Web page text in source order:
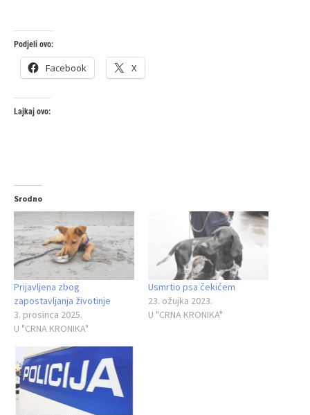
Podjeli ovo:
Facebook X
Lajkaj ovo:
Srodno
Prijavljena zbog
zapostavljanja životinje
3. prosinca 2025.
U "CRNA KRONIKA"
Usmrtio psa čekićem
23. ožujka 2023.
U "CRNA KRONIKA"